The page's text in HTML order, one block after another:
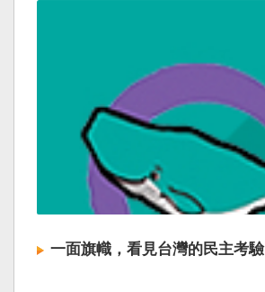
一面旗幟，看見台灣的民主考驗